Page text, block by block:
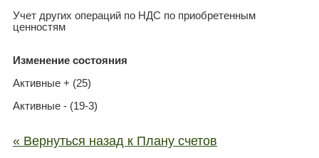
Учет других операций по НДС по приобретенным
ценностям
Изменение состояния
Активные + (25)
Активные - (19-3)
« Вернуться назад к Плану счетов